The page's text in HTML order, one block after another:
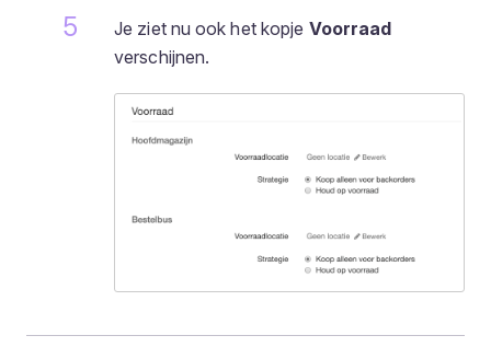
Je ziet nu ook het kopje Voorraad
verschijnen.